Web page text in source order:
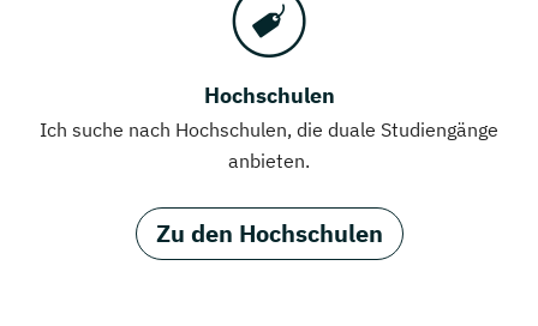
Hochschulen
Ich suche nach Hochschulen, die duale Studiengänge
anbieten.
Zu den Hochschulen